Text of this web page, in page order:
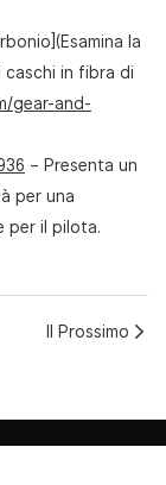
la
in fibra di
gear-and-
– Presenta un
per una
per il pilota.
Il Prossimo